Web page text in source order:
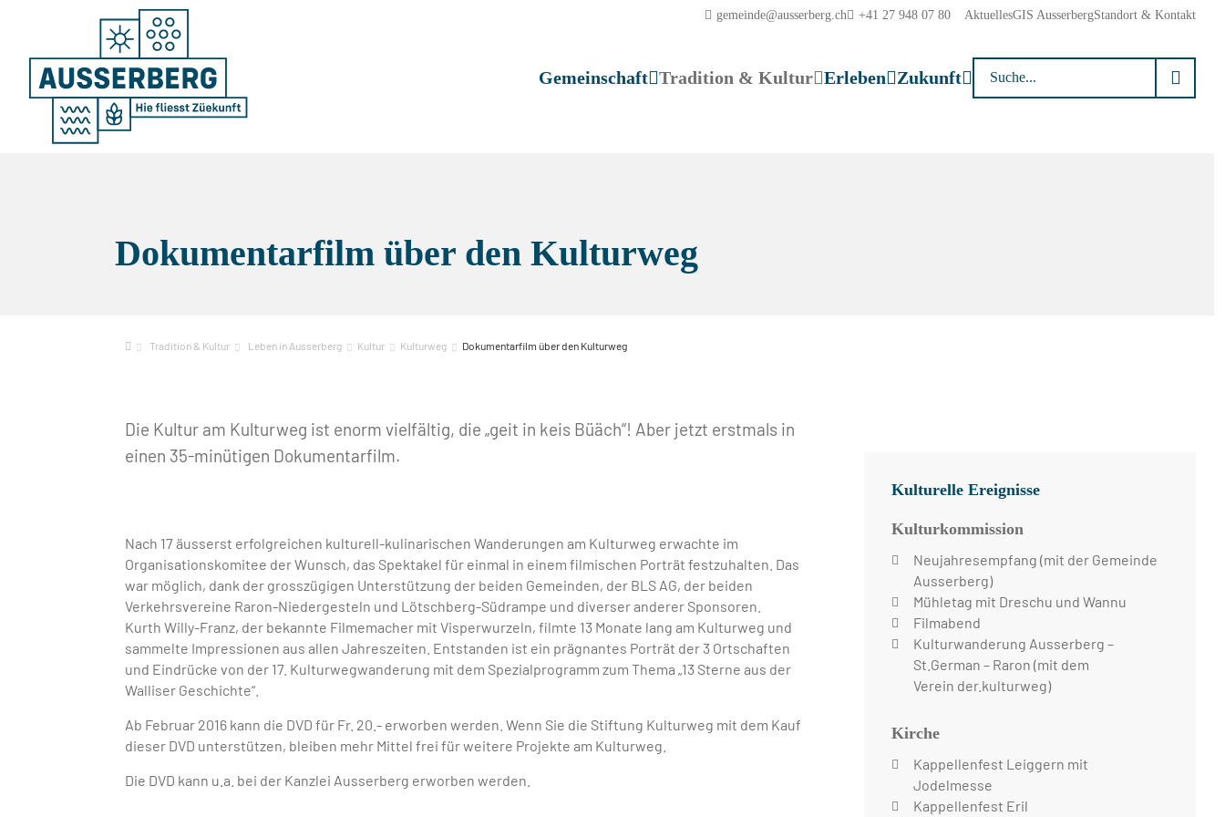
gemeinde@ausserberg.ch +41 27 948 07 80 AktuellesGIS AusserbergStandort & Kontakt
Gemeinschaft Tradition & Kultur Erleben Zukunft
Dokumentarfilm über den Kulturweg
Tradition & Kultur Leben in Ausserberg Kultur Kulturweg Dokumentarfilm über den Kulturweg
Kulturelle Ereignisse
Kulturkommission
Neujahresempfang (mit der Gemeinde
Ausserberg)
Mühletag mit Dreschu und Wannu
Filmabend
Kulturwanderung Ausserberg –
St.German – Raron (mit dem
Verein der.kulturweg)
Kirche
Kappellenfest Leiggern mit
Jodelmesse
Kappellenfest Eril
Die Kultur am Kulturweg ist enorm vielfältig, die „geit in keis Büäch“! Aber jetzt erstmals in
einen 35-minütigen Dokumentarfilm.
Nach 17 äusserst erfolgreichen kulturell-kulinarischen Wanderungen am Kulturweg erwachte im
Organisationskomitee der Wunsch, das Spektakel für einmal in einem filmischen Porträt festzuhalten. Das
war möglich, dank der grosszügigen Unterstützung der beiden Gemeinden, der BLS AG, der beiden
Verkehrsvereine Raron-Niedergesteln und Lötschberg-Südrampe und diverser anderer Sponsoren.
Kurth Willy-Franz, der bekannte Filmemacher mit Visperwurzeln, filmte 13 Monate lang am Kulturweg und
sammelte Impressionen aus allen Jahreszeiten. Entstanden ist ein prägnantes Porträt der 3 Ortschaften
und Eindrücke von der 17. Kulturwegwanderung mit dem Spezialprogramm zum Thema „13 Sterne aus der
Walliser Geschichte“.
Ab Februar 2016 kann die DVD für Fr. 20.- erworben werden. Wenn Sie die Stiftung Kulturweg mit dem Kauf
dieser DVD unterstützen, bleiben mehr Mittel frei für weitere Projekte am Kulturweg.
Die DVD kann u.a. bei der Kanzlei Ausserberg erworben werden.